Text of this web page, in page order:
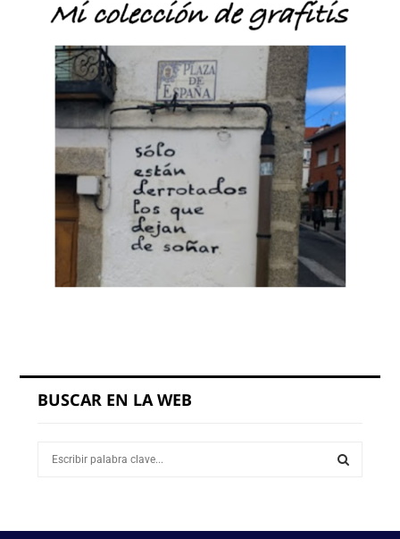
BUSCAR EN LA WEB
E